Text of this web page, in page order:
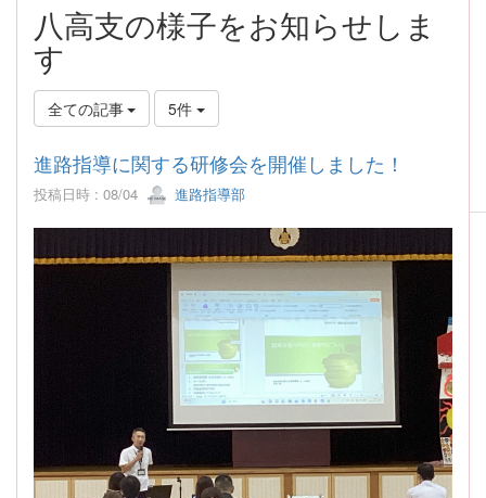
八高支の様子をお知らせしま
す
全ての記事 5件
進路指導に関する研修会を開催しました！
投稿日時 : 08/04 進路指導部